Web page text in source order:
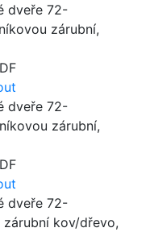
dveře 72-
zárubní,
dveře 72-
zárubní,
dveře 72-
kov/dřevo,